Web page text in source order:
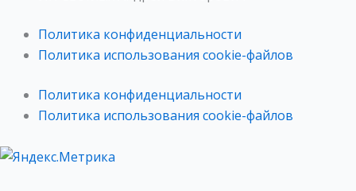
Политика конфиденциальности
Политика использования cookie-файлов
Политика конфиденциальности
Политика использования cookie-файлов